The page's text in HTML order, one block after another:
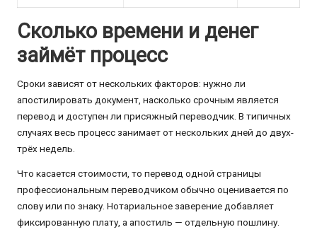
Сколько времени и денег
займёт процесс
Сроки зависят от нескольких факторов: нужно ли
апостилировать документ, насколько срочным является
перевод и доступен ли присяжный переводчик. В типичных
случаях весь процесс занимает от нескольких дней до двух-
трёх недель.
Что касается стоимости, то перевод одной страницы
профессиональным переводчиком обычно оценивается по
слову или по знаку. Нотариальное заверение добавляет
фиксированную плату, а апостиль — отдельную пошлину.